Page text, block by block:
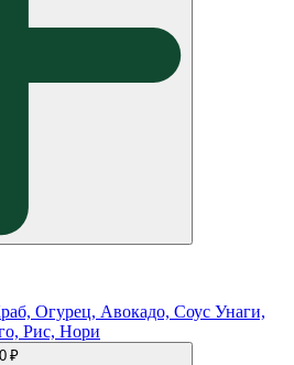
Огурец, Авокадо, Соус Унаги,
Рис, Нори
₽